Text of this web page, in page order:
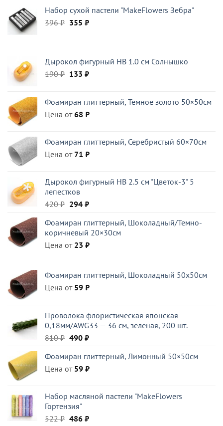
составляла
127 ₽.
108 ₽.
Набор сухой пастели "MakeFlowers Зебра"
396₽ Первоначальная
355 ₽Текущая
Дырокол фигурный HB 1.0 см Солнышко
190₽ Первоначальная
190 ₽.
133 ₽Текущая
Фоамиран глиттерный, Темное золото 50×50см
Цена от68 ₽
Фоамиран глиттерный, Серебристый 60×70см
Цена от 71 ₽
Дырокол фигурный HB 2.5 см "Цветок-3" 5
лепестков
420₽ Первоначальная
составляла
420 ₽.
294 ₽Текущая
294 ₽.
Фоамиран глиттерный, Шоколадный/Темно-
коричневый 20×30см
Цена от 23 ₽
Фоамиран глиттерный, Шоколадный 50x50см
Цена от 59 ₽
Проволока флористическая японская
0,18мм/AWG33 — 36 см, зеленая, 200 шт.
810₽ Первоначальная
составляла
810 ₽.
490 ₽Текущая
490 ₽.
Фоамиран глиттерный, Лимонный 50×50см
Цена от 59 ₽
Набор масляной пастели "MakeFlowers
Гортензия"
522₽ Первоначальная
486 ₽Текущая